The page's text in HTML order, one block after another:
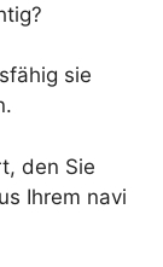
sie
den Sie
Ihrem navi